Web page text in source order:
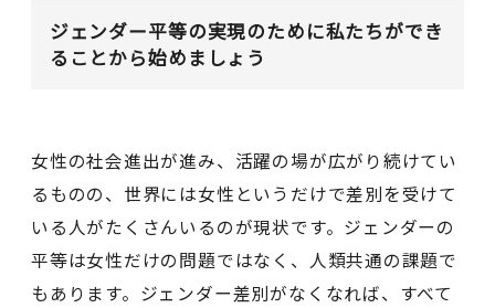
ジェンダー平等の実現のために私たちができ
ることから始めましょう
女性の社会進出が進み、活躍の場が広がり続けてい
るものの、世界には女性というだけで差別を受けて
いる人がたくさんいるのが現状です。ジェンダーの
平等は女性だけの問題ではなく、人類共通の課題で
もあります。ジェンダー差別がなくなれば、すべて